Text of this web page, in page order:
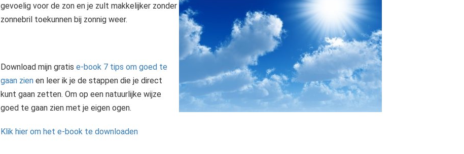
gevoelig voor de zon en je zult makkelijker zonder
zonnebril toekunnen bij zonnig weer.
Download mijn gratis e-book 7 tips om goed te
gaan zien en leer ik je de stappen die je direct
kunt gaan zetten. Om op een natuurlijke wijze
goed te gaan zien met je eigen ogen.
Klik hier om het e-book te downloaden